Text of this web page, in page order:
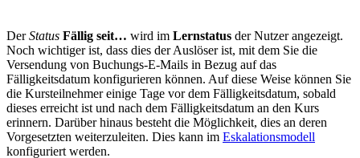
DerStatus Fällig seit… wird im Lernstatus der Nutzer angezeigt.
Noch wichtiger ist, dass dies der Auslöser ist, mit dem Sie die
Versendung von Buchungs-E-Mails in Bezug auf das
Fälligkeitsdatum konfigurieren können. Auf diese Weise können Sie
die Kursteilnehmer einige Tage vor dem Fälligkeitsdatum, sobald
dieses erreicht ist und nach dem Fälligkeitsdatum an den Kurs
erinnern. Darüber hinaus besteht die Möglichkeit, dies an deren
Vorgesetzten weiterzuleiten. Dies kann im Eskalationsmodell
konfiguriert werden.